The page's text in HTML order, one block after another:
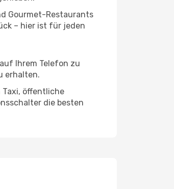
Gourmet-Restaurants
– hier ist für jeden
Ihrem Telefon zu
erhalten.
Taxi, öffentliche
die besten